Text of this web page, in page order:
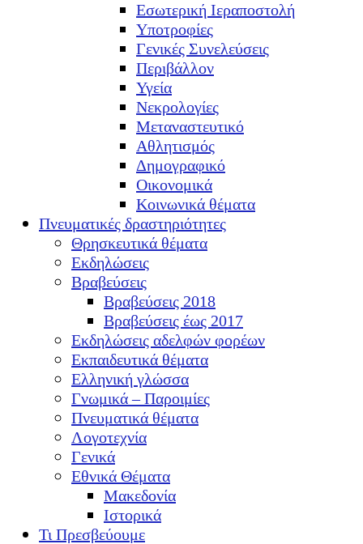
Εσωτερική Ιεραποστολή
Υποτροφίες
Γενικές Συνελεύσεις
Περιβάλλον
Υγεία
Νεκρολογίες
Μεταναστευτικό
Αθλητισμός
Δημογραφικό
Οικονομικά
Κοινωνικά θέματα
Πνευματικές δραστηριότητες
Θρησκευτικά θέματα
Εκδηλώσεις
Βραβεύσεις
Βραβεύσεις 2018
Βραβεύσεις έως 2017
Εκδηλώσεις αδελφών φορέων
Εκπαιδευτικά θέματα
Ελληνική γλώσσα
Γνωμικά – Παροιμίες
Πνευματικά θέματα
Λογοτεχνία
Γενικά
Εθνικά Θέματα
Μακεδονία
Ιστορικά
Τι Πρεσβεύουμε